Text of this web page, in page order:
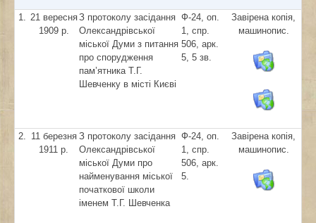
1. 21 вересня
1909 р.
З протоколу засідання
Олександрівської
міської Думи з питання
про спорудження
пам’ятника Т.Г.
Шевченку в місті Києві
Ф-24, оп.
1, спр.
506, арк.
5, 5 зв.
Завірена копія,
машинопис.
2. 11 березня
1911 р.
З протоколу засідання
Олександрівської
міської Думи про
найменування міської
початкової школи
іменем Т.Г. Шевченка
Ф-24, оп.
1, спр.
506, арк.
5.
Завірена копія,
машинопис.